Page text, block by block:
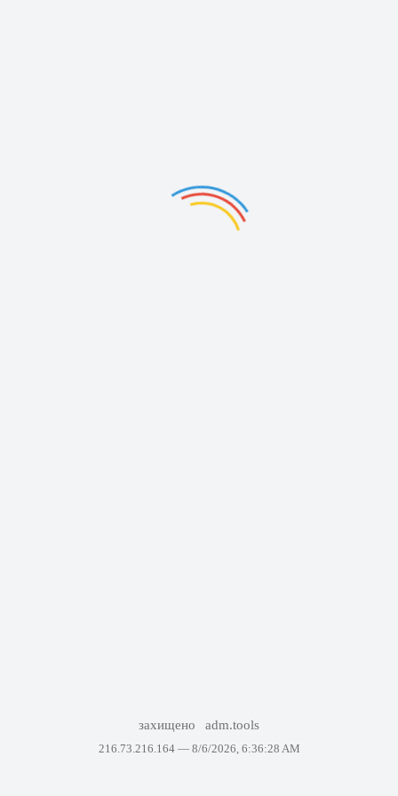
захищено adm.tools
216.73.216.164 — 8/6/2026, 6:36:28 AM